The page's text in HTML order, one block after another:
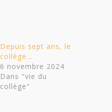
Depuis sept ans, le
collège…
6 novembre 2024
Dans "vie du
collège"